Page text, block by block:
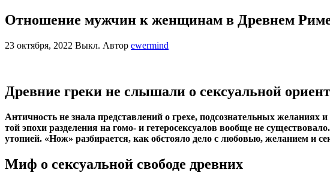
Отношение мужчин к женщинам в Древнем
23 октября, 2022 Выкл. Автор ewermind
Древние греки не слышали о сексуальной
Античность не знала представлений о грехе, подсознательных
той эпохи разделения на гомо- и гетеросексуалов вообще не
утопией. «Нож» разбирается, как обстояло дело с любовью, желанием и
Миф о сексуальной свободе древних